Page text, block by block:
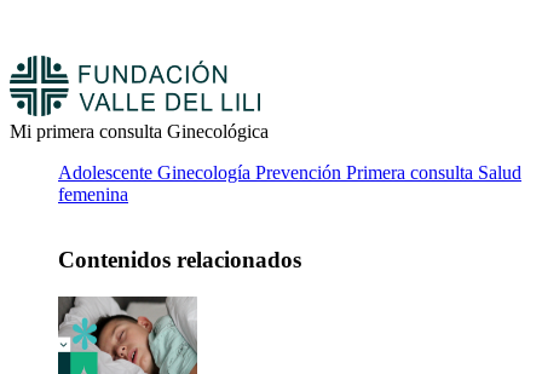
Mi primera consulta Ginecológica
Adolescente Ginecología Prevención Primera consulta Salud
femenina
Contenidos relacionados